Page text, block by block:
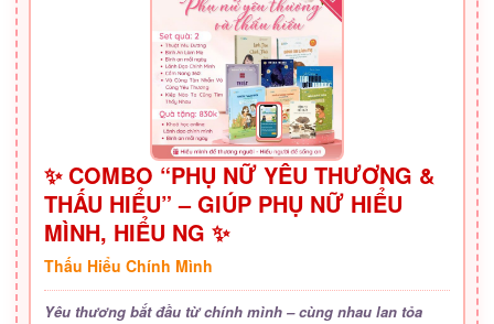
✨ COMBO “PHỤ NỮ YÊU THƯƠNG &
THẤU HIỂU” – GIÚP PHỤ NỮ HIỂU
MÌNH, HIỂU NG ✨
Thấu Hiểu Chính Mình
Yêu thương bắt đầu từ chính mình – cùng nhau lan tỏa